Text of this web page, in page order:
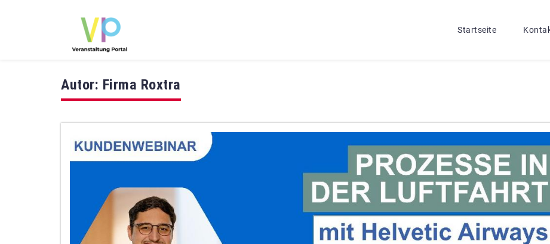
Startseite
Autor: Firma Roxtra